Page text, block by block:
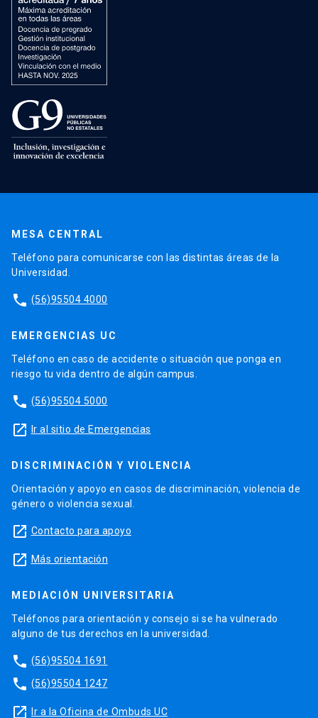
MESA CENTRAL
Teléfono para comunicarse con las distintas áreas de la
Universidad.
phone (56)95504 4000
EMERGENCIAS UC
Teléfono en caso de accidente o situación que ponga en
riesgo tu vida dentro de algún campus.
phone (56)95504 5000
launch Ir al sitio de Emergencias
DISCRIMINACIÓN Y VIOLENCIA
Orientación y apoyo en casos de discriminación, violencia de
género o violencia sexual.
launch Contacto para apoyo
launch Más orientación
MEDIACIÓN UNIVERSITARIA
Teléfonos para orientación y consejo si se ha vulnerado
alguno de tus derechos en la universidad.
phone (56)95504 1691
phone (56)95504 1247
launch Ir a la Oficina de Ombuds UC